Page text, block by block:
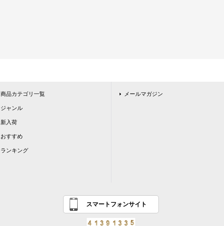
商品カテゴリ一覧
ジャンル
新入荷
おすすめ
ランキング
メールマガジン
スマートフォンサイト